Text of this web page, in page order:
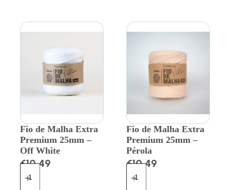
Fio de Malha Extra
Premium 25mm –
Off White
€10.49
Fio de Malha Extra
Premium 25mm –
Pérola
€10.49